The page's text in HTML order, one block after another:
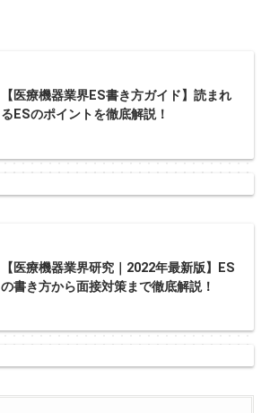
【医療機器業界ES書き方ガイド】読まれ
るESのポイントを徹底解説！
【医療機器業界研究｜2022年最新版】ES
の書き方から面接対策まで徹底解説！